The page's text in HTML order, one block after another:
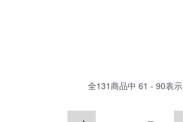
全131商品中 61 - 90表示